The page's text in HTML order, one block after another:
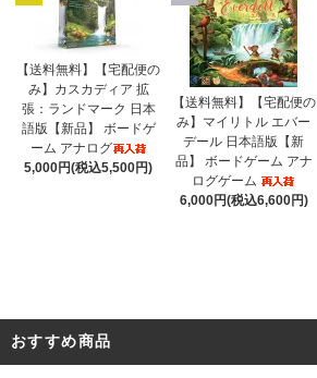
【送料無料】【宅配便の
み】カスカディア 拡
張：ランドマーク 日本
語版【新品】 ボードゲ
ーム アナログ
5,000円(税込5,500円)
【送料無料】【宅配便の
み】マイリトル エバー
デール 日本語版【新
品】 ボードゲーム アナ
ログゲーム
6,000円(税込6,600円)
おすすめ商品